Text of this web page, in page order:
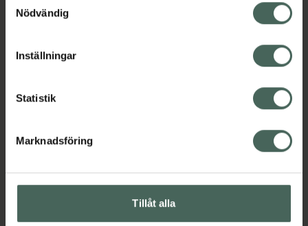
återkalla ditt samtycke via webbplatsens
cookieinställningar. Ett återkallat samtycke påverkar inte
lagligheten av behandling som skett innan återkallelsen.
Nödvändig
Inställningar
Statistik
Marknadsföring
Tillåt alla
Kategorier:
Solskydd och solkräm
Visa